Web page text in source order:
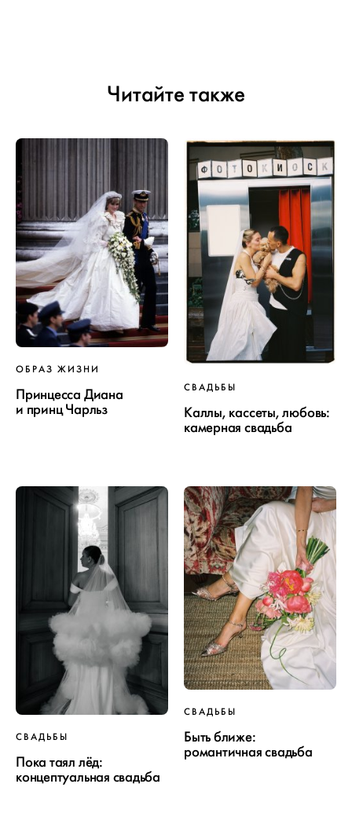
Читайте также
ОБРАЗ ЖИЗНИ
Принцесса Диана
и принц Чарльз
СВАДЬБЫ
Каллы, кассеты, любовь:
камерная свадьба
СВАДЬБЫ
Пока таял лёд:
концептуальная свадьба
СВАДЬБЫ
Быть ближе:
романтичная свадьба
ПРОЕКТ
СВАДЬБЫ
ОТ WEDDYWOOD